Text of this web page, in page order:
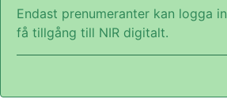
Endast prenumeranter kan logga
få tillgång till NIR digitalt.